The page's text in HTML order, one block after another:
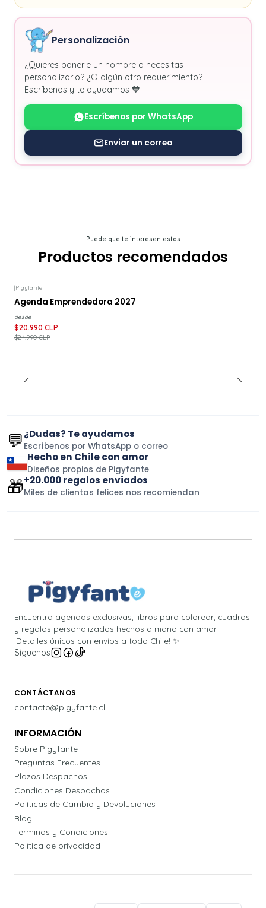
Personalización
¿Quieres ponerle un nombre o necesitas
personalizarlo? ¿O algún otro requerimiento?
Escríbenos y te ayudamos 💙
Escríbenos por WhatsApp
Enviar un correo
Puede que te interesen estos
Productos recomendados
-16%DESCUENTO
|Pigyfante
Agenda Emprendedora 2027
desde
$20.990 CLP
$24.990 CLP
💬¿Dudas? Te ayudamos
Escríbenos por WhatsApp o correo
Hecho en Chile con amor
Diseños propios de Pigyfante
🎁+20.000 regalos enviados
Miles de clientas felices nos recomiendan
Encuentra agendas exclusivas, libros para colorear, cuadros
y regalos personalizados hechos a mano con amor.
¡Detalles únicos con envíos a todo Chile! ✨
Síguenos
CONTÁCTANOS
contacto@pigyfante.cl
INFORMACIÓN
Sobre Pigyfante
Preguntas Frecuentes
Plazos Despachos
Condiciones Despachos
Políticas de Cambio y Devoluciones
Blog
Términos y Condiciones
Política de privacidad